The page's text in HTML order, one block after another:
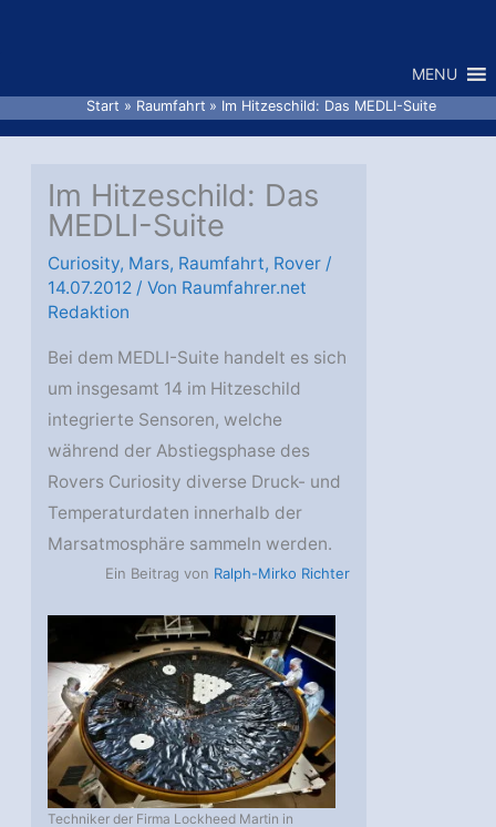
MENU
Start Raumfahrt Im Hitzeschild: Das MEDLI-Suite
Im Hitzeschild: Das
MEDLI-Suite
Curiosity, Mars, Raumfahrt, Rover /
14.07.2012 / Von Raumfahrer.net
Redaktion
Bei dem MEDLI-Suite handelt es sich
um insgesamt 14 im Hitzeschild
integrierte Sensoren, welche
während der Abstiegsphase des
Rovers Curiosity diverse Druck- und
Temperaturdaten innerhalb der
Marsatmosphäre sammeln werden.
Ein Beitrag von Ralph-Mirko Richter
Techniker der Firma Lockheed Martin in